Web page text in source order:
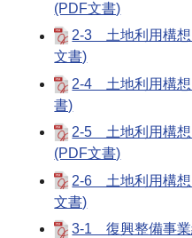
(PDF文書)
2-3 土地利用構想
文書)
2-4 土地利用構想
書)
2-5 土地利用構想
(PDF文書)
2-6 土地利用構想
文書)
3-1 復興整備事業